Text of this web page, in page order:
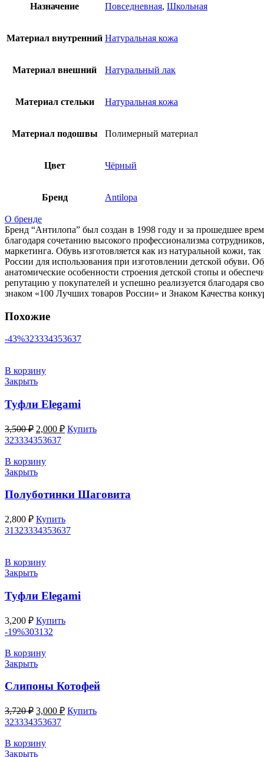
Назначение Повседневная, Школьная
Материал внутренний Натуральная кожа
Материал внешний Натуральный лак
Материал стельки Натуральная кожа
Материал подошвы Полимерный материал
Цвет Чёрный
Бренд Antilopa
О бренде
Бренд “Антилопа” был создан в 1998 году и за прошедшее
благодаря сочетанию высокого профессионализма
маркетинга. Обувь изготовляется как из натуральной кожи,
России для использования при изготовлении детской обуви.
анатомические особенности строения детской стопы и
репутацию у покупателей и успешно реализуется благодаря
знаком «100 Лучших товаров России» и Знаком Качества
Похожие
-43%323334353637
В корзину
Закрыть
Туфли Elegami
3,500₽ Первоначальная
цена
составляла
3,500 ₽.
2,000 ₽Текущая
цена:
Купить
323334353637
В корзину
Закрыть
Полуботинки Шаговита
2,800 ₽ Купить
31323334353637
В корзину
Закрыть
Туфли Elegami
3,200 ₽ Купить
-19%303132
В корзину
Закрыть
Слипоны Котофей
3,720₽ Первоначальная
цена
составляла
3,720 ₽.
3,000 ₽Текущая
цена:
Купить
323334353637
В корзину
Закрыть